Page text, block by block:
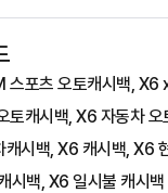
포츠 오토캐시백,
토캐시백, X6 자동차
캐시백, X6 캐시백, X6
시백, X6 일시불 캐시백